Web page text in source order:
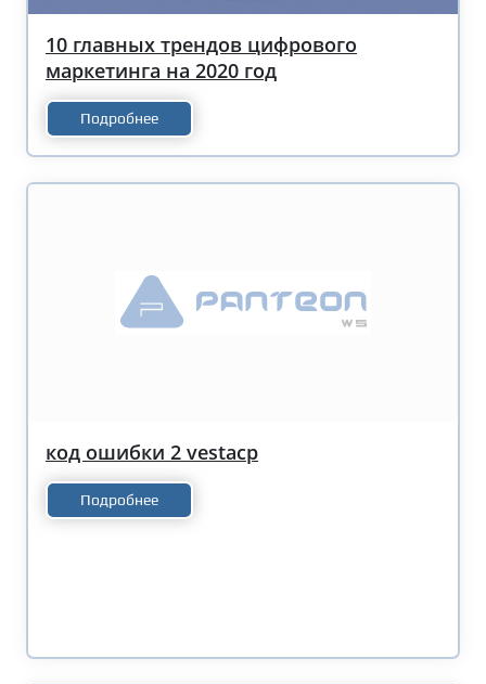
10 главных трендов цифрового
маркетинга на 2020 год
Подробнее
код ошибки 2 vestacp
Подробнее